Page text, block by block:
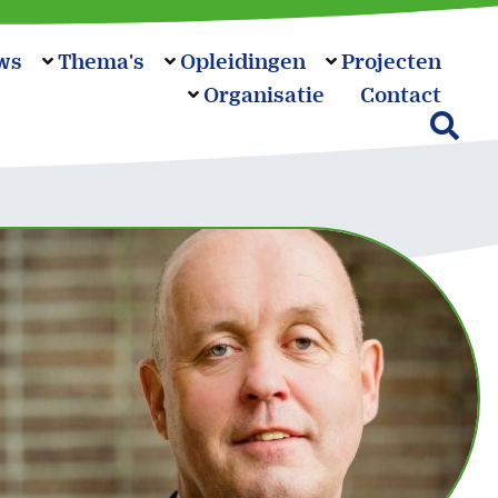
Thema's Opleidingen
Projecten
Organisatie
Contact